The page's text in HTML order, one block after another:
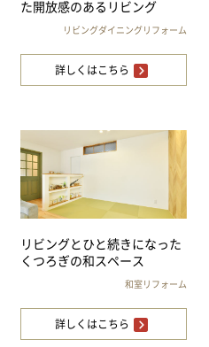
た開放感のあるリビング
リビングダイニングリフォーム
詳しくはこちら
リビングとひと続きになった
くつろぎの和スペース
和室リフォーム
詳しくはこちら